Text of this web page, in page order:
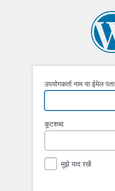
उपयोगकर्ता नाम या ईमेल पता
कूटशब्द
मुझे याद रखें